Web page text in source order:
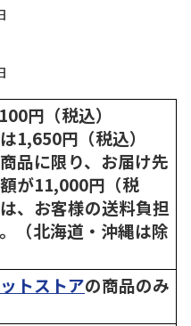
円（税込）
1,650円（税込）
品に限り、お届け先
が11,000円（税
、お客様の送料負担
（北海道・沖縄は除
トストアの商品のみ